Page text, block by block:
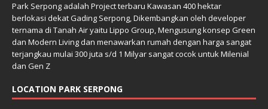
Park Serpong adalah Project terbaru Kawasan 400 hektar
berlokasi dekat Gading Serpong, Dikembangkan oleh developer
ternama di Tanah Air yaitu Lippo Group, Mengusung konsep Green
dan Modern Living dan menawarkan rumah dengan harga sangat
terjangkau mulai 300 juta s/d 1 Milyar sangat cocok untuk Milenial
dan Gen Z
LOCATION PARK SERPONG